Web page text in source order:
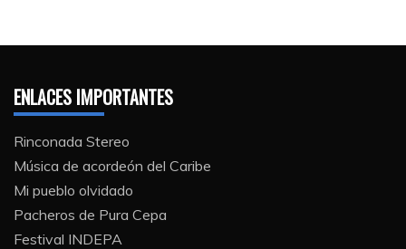
ENLACES IMPORTANTES
Rinconada Stereo
Música de acordeón del Caribe
Mi pueblo olvidado
Pacheros de Pura Cepa
Festival INDEPA